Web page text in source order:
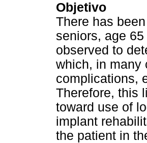
Objetivo
There has
seniors, age
observed to
which, in many
complications,
Therefore, this
toward use of
implant
the patient in